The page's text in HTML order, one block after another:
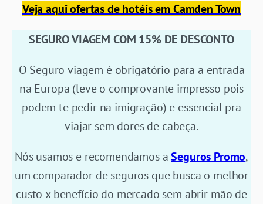
Veja aqui ofertas de hotéis em Camden Town
SEGURO VIAGEM COM 15% DE DESCONTO
O Seguro viagem é obrigatório para a entrada
na Europa (leve o comprovante impresso pois
podem te pedir na imigração) e essencial pra
viajar sem dores de cabeça.
Nós usamos e recomendamos aSeguros Promo,
um comparador de seguros que busca o melhor
custo x benefício do mercado sem abrir mão de